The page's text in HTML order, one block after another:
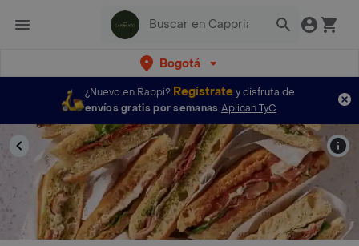
Bogotá
¿Nuevo en Rappi? Regístratey disfruta de
envíos gratis por semanas Aplican TyC